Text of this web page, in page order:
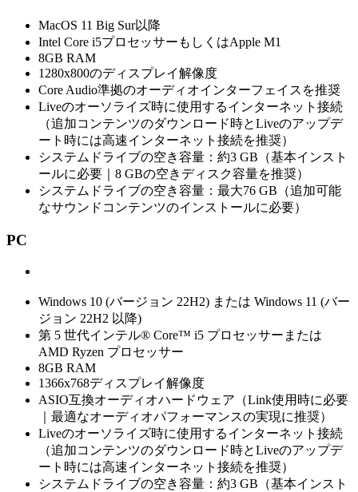
MacOS 11 Big Sur以降
Intel Core i5プロセッサーもしくはApple M1
8GB RAM
1280x800のディスプレイ解像度
Core Audio準拠のオーディオインターフェイスを推奨
Liveのオーソライズ時に使用するインターネット接続
（追加コンテンツのダウンロード時とLiveのアップデ
ート時には高速インターネット接続を推奨）
システムドライブの空き容量：約3 GB（基本インスト
ールに必要｜8 GBの空きディスク容量を推奨）
システムドライブの空き容量：最大76 GB（追加可能
なサウンドコンテンツのインストールに必要）
PC
Windows 10 (バージョン 22H2) または Windows 11 (バー
ジョン 22H2 以降)
第 5 世代インテル® Core™ i5 プロセッサーまたは
AMD Ryzen プロセッサー
8GB RAM
1366x768ディスプレイ解像度
ASIO互換オーディオハードウェア（Link使用時に必要
｜最適なオーディオパフォーマンスの実現に推奨）
Liveのオーソライズ時に使用するインターネット接続
（追加コンテンツのダウンロード時とLiveのアップデ
ート時には高速インターネット接続を推奨）
システムドライブの空き容量：約3 GB（基本インスト